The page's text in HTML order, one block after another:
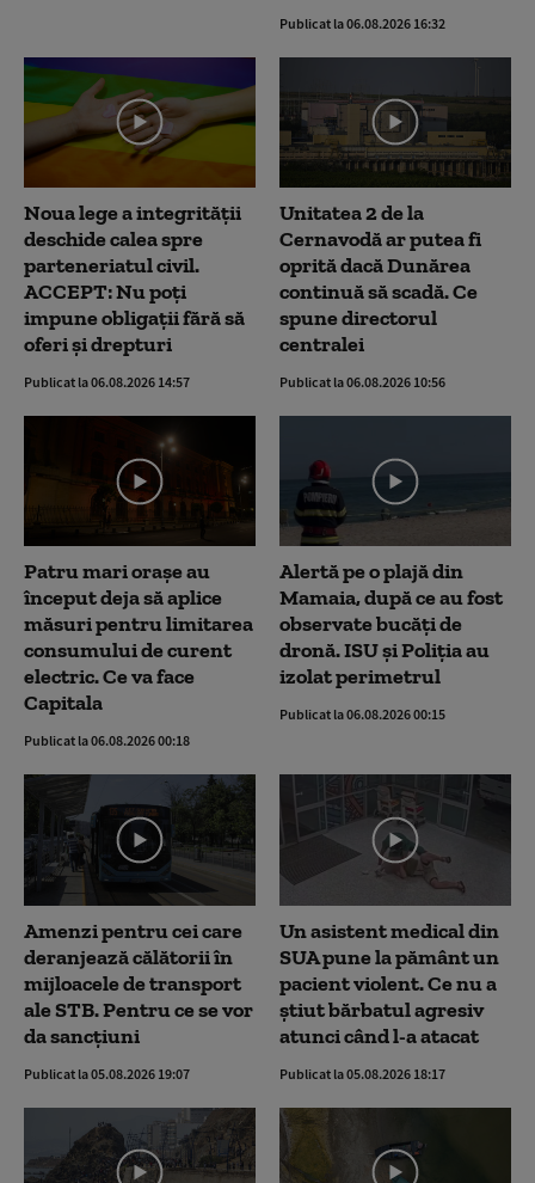
Publicat la 06.08.2026 16:32
Noua lege a integrității
deschide calea spre
parteneriatul civil.
ACCEPT: Nu poți
impune obligații fără să
oferi și drepturi
Publicat la 06.08.2026 14:57
Unitatea 2 de la
Cernavodă ar putea fi
oprită dacă Dunărea
continuă să scadă. Ce
spune directorul
centralei
Publicat la 06.08.2026 10:56
Patru mari orașe au
început deja să aplice
măsuri pentru limitarea
consumului de curent
electric. Ce va face
Capitala
Publicat la 06.08.2026 00:18
Alertă pe o plajă din
Mamaia, după ce au fost
observate bucăți de
dronă. ISU și Poliția au
izolat perimetrul
Publicat la 06.08.2026 00:15
Amenzi pentru cei care
deranjează călătorii în
mijloacele de transport
ale STB. Pentru ce se vor
da sancțiuni
Publicat la 05.08.2026 19:07
Un asistent medical din
SUA pune la pământ un
pacient violent. Ce nu a
știut bărbatul agresiv
atunci când l-a atacat
Publicat la 05.08.2026 18:17